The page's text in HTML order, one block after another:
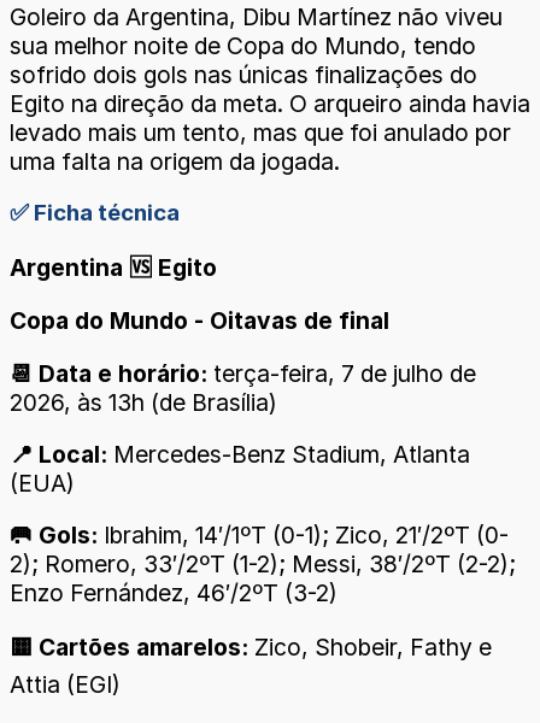
Goleiro da Argentina, Dibu Martínez não viveu
sua melhor noite de Copa do Mundo, tendo
sofrido dois gols nas únicas finalizações do
Egito na direção da meta. O arqueiro ainda havia
levado mais um tento, mas que foi anulado por
uma falta na origem da jogada.
✅ Ficha técnica
Argentina 🆚 Egito
Copa do Mundo - Oitavas de final
📆 Data e horário: terça-feira, 7 de julho de
2026, às 13h (de Brasília)
📍 Local: Mercedes-Benz Stadium, Atlanta
(EUA)
🥅 Gols: Ibrahim, 14′/1ºT (0-1); Zico, 21′/2ºT (0-
2); Romero, 33′/2ºT (1-2); Messi, 38′/2ºT (2-2);
Enzo Fernández, 46′/2ºT (3-2)
🟨 Cartões amarelos: Zico, Shobeir, Fathy e
Attia (EGI)